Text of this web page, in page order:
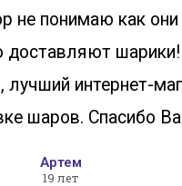
не понимаю как они
доставляют шарики!
лучший интернет-
шаров. Спасибо
Артем
19 лет